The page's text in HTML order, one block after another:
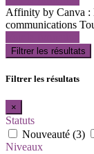
Affinity by Canva :
communications
Filtrer les résultats
Filtrer les résultats
×
Statuts
Nouveauté (3)
Niveaux